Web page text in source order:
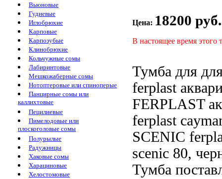
Вьюновые
Гудиевые
Иглобрюхие
Карповые
Карпозубые
Клинобрюхие
Кольчужные сомы
Лабиринтовые
Мешкожаберные сомы
Нотоптеровые или спиноперые
Панцирные сомы или
каллихтовые
Пецилиевые
Пимелодовые или
плоскоголовые сомы
Полурылые
Радужницы
Хаковые сомы
Харациновые
Хелостомовые
Цена: 18200 руб.
В настоящее время этого
Тумба для
ferplast
FERPLAST
ferplast
SCENIC
scenic 80,
Тумба